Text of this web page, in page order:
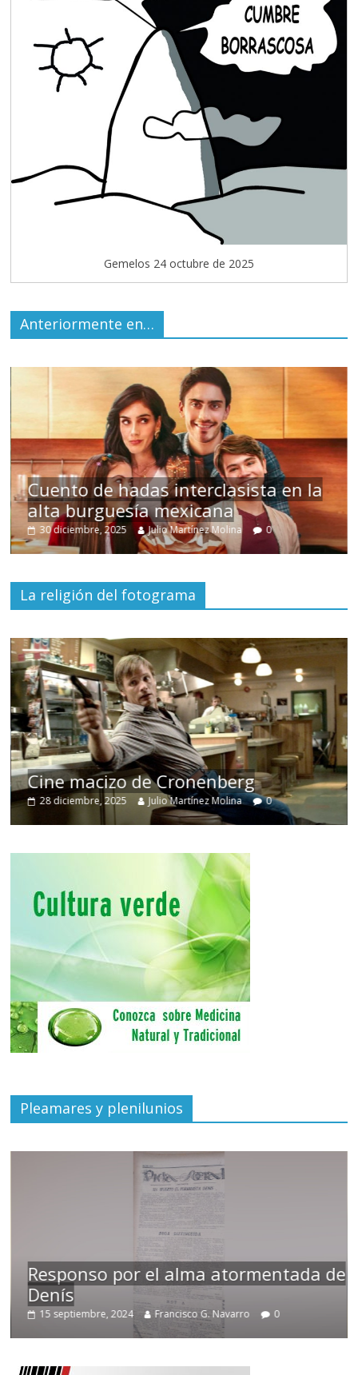
Gemelos 24 octubre de 2025
Anteriormente en…
Cuento de hadas interclasista en la
alta burguesía mexicana
30 diciembre, 2025 Julio Martínez Molina 0
La religión del fotograma
Cine macizo de Cronenberg
28 diciembre, 2025 Julio Martínez Molina 0
Pleamares y plenilunios
Responso por el alma atormentada de
Denís
15 septiembre, 2024 Francisco G. Navarro 0